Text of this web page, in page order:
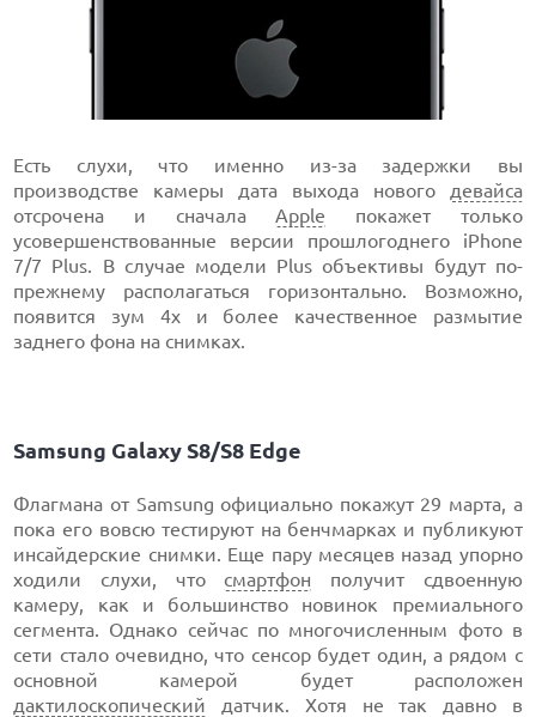
Есть слухи, что именно из-за задержки вы
производстве камеры дата выхода нового девайса
отсрочена и сначалаApple покажет только
усовершенствованные версии прошлогоднего iPhone
7/7 Plus. В случае модели Plus объективы будут по-
прежнему располагаться горизонтально. Возможно,
появится зум 4х и более качественное размытие
заднего фона на снимках.
Samsung Galaxy S8/S8 Edge
Флагмана от Samsung официально покажут 29 марта, а
пока его вовсю тестируют на бенчмарках и публикуют
инсайдерские снимки. Еще пару месяцев назад упорно
ходили слухи, что смартфон получит сдвоенную
камеру, как и большинство новинок премиального
сегмента. Однако сейчас по многочисленным фото в
сети стало очевидно, что сенсор будет один, а рядом с
основной камерой будет расположен
дактилоскопический датчик. Хотя не так давно в